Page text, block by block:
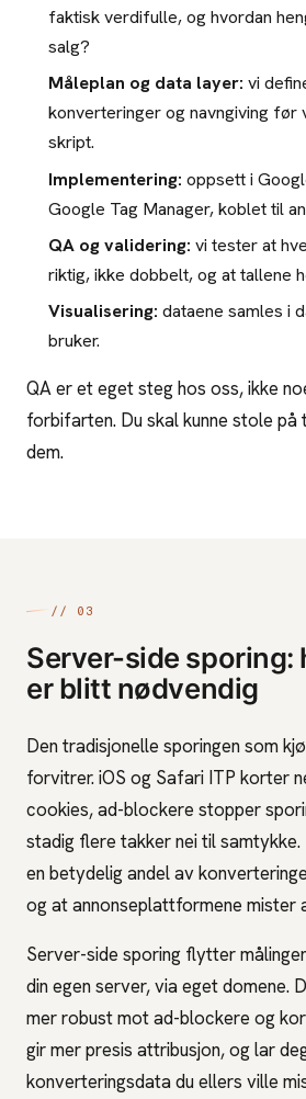
faktisk verdifulle, og hvordan
salg?
Måleplan og data layer: vi
konverteringer og navngiving før
skript.
Implementering: oppsett i
Google Tag Manager, koblet til
QA og validering: vi tester at
riktig, ikke dobbelt, og at tallene
Visualisering: dataene samles i
bruker.
QA er et eget steg hos oss, ikke
forbifarten. Du skal kunne stole på
dem.
// 03
Server-side sporing:
er blitt nødvendig
Den tradisjonelle sporingen som
forvitrer. iOS og Safari ITP korter
cookies, ad-blockere stopper
stadig flere takker nei til
en betydelig andel av
og at annonseplattformene mister
Server-side sporing flytter
din egen server, via eget domene.
mer robust mot ad-blockere og
gir mer presis attribusjon, og lar
konverteringsdata du ellers ville